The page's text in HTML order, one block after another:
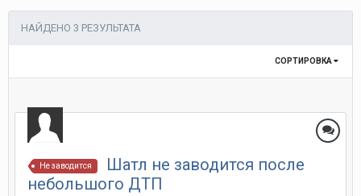
НАЙДЕНО 3 РЕЗУЛЬТАТА
СОРТИРОВКА
Не заводится
Шатл не заводится после
небольшого ДТП